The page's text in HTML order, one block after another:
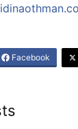
Facebook